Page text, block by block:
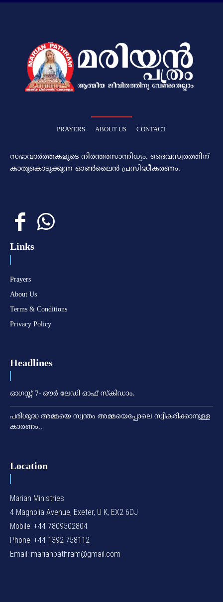
PRAYERS ABOUT US CONTACT
സഭാവാര്‍ത്തകളുടെ നിരന്തരസാന്നിധ്യം. ദൈവസ്വരത്തിന്‌
കാതുകൊടുക്കുന്ന ഓണ്‍ലൈന്‍ പ്രസിദ്ധീകരണം.
Links
Prayers
About Us
Terms & Conditions
Privacy Policy
Headlines
ഓഗസ്റ്റ് 7- ഔര്‍ ലേഡി ഓഫ് സ്‌കിഡാം.
പരിശുദ്ധ അമ്മയെ സ്വന്തം അമ്മയെപ്പോലെ സ്വീകരിക്കാനുള്ള
കാരണം..
Location
Marian Ministries
4 Magnolia Avenue, Exeter, U K, EX2 6DJ
Mobile: +44 7809502804
Phone: +44 1392 758112
Email: marianpathram@gmail.com